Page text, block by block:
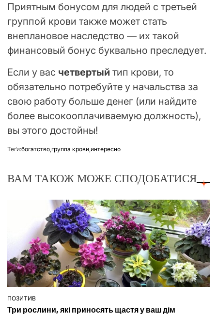
Приятным бонусом для людей с третьей
группой крови также может стать
внеплановое наследство — их такой
финансовый бонус буквально преследует.
Если у вас четвертый тип крови, то
обязательно потребуйте у начальства за
свою работу больше денег (или найдите
более высокооплачиваемую должность),
вы этого достойны!
Теґи:богатство группа крови интересно
ВАМ ТАКОЖ МОЖЕ СПОДОБАТИСЯ
ОПУБЛІКУВАТИ
ПОЗИТИВ
Три рослини, які приносять щастя у ваш дім